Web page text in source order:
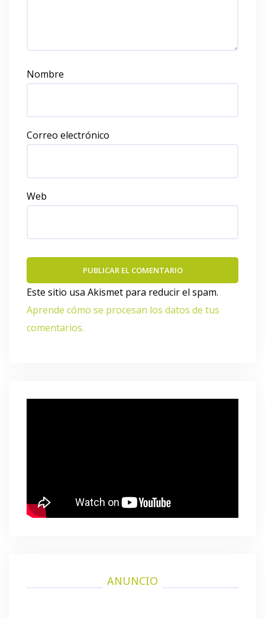
Nombre
Correo electrónico
Web
Este sitio usa Akismet para reducir el spam.
Aprende cómo se procesan los datos de tus
comentarios.
ANUNCIO